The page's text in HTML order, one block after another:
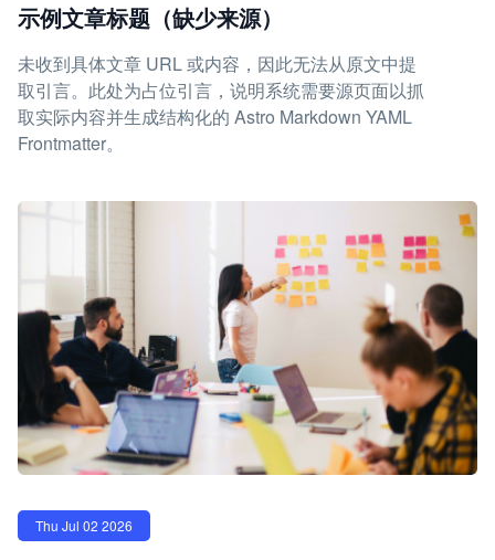
示例文章标题（缺少来源）
未收到具体文章 URL 或内容，因此无法从原文中提
取引言。此处为占位引言，说明系统需要源页面以抓
取实际内容并生成结构化的 Astro Markdown YAML
Frontmatter。
Thu Jul 02 2026